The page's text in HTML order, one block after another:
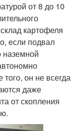
от 8 до 10
картофеля
если подвал
наземной
он не всегда
даже
от скопления